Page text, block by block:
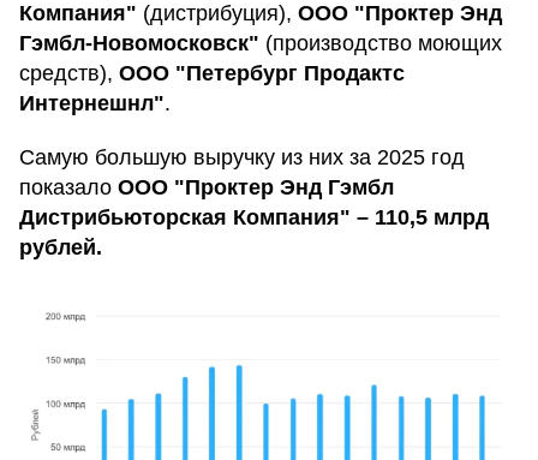
Компания" (дистрибуция), ООО "Проктер Энд
Гэмбл-Новомосковск" (производство моющих
средств), ООО "Петербург Продактс
Интернешнл".
Самую большую выручку из них за 2025 год
показало ООО "Проктер Энд Гэмбл
Дистрибьюторская Компания" – 110,5 млрд
рублей.